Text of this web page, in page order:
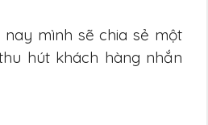
mình sẽ chia sẻ một
hút khách hàng nhắn